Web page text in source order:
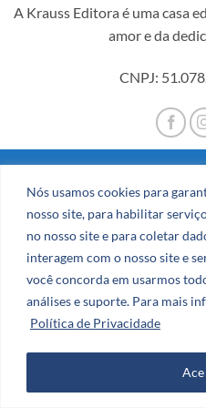
Nós usamos cookies para
nosso site, para habilitar
no nosso site e para coletar
interagem com o nosso site e
você concorda em usarmos
análises e suporte. Para mais
Política de Privacidade
A Krauss Editora é uma casa
amor e da
CNPJ:
CATÁLOGO
Copyright 2026 ©